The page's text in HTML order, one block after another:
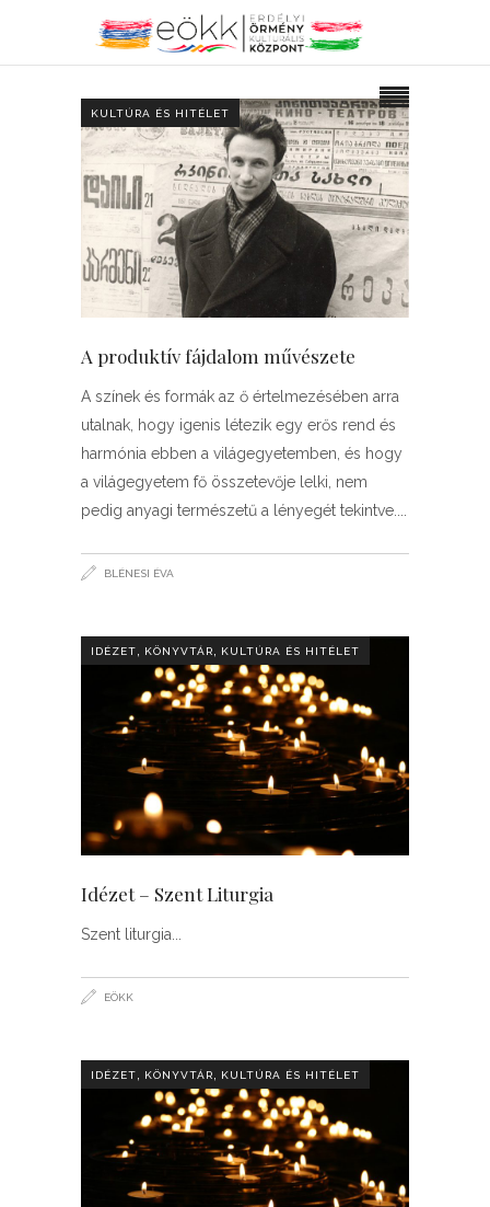
KULTÚRA ÉS HITÉLET
A produktív fájdalom művészete
A színek és formák az ő értelmezésében arra
utalnak, hogy igenis létezik egy erős rend és
harmónia ebben a világegyetemben, és hogy
a világegyetem fő összetevője lelki, nem
pedig anyagi természetű a lényegét tekintve.
BLÉNESI ÉVA
IDÉZET KÖNYVTÁR KULTÚRA ÉS HITÉLET
Idézet – Szent Liturgia
Szent liturgia
EÖKK
IDÉZET KÖNYVTÁR KULTÚRA ÉS HITÉLET